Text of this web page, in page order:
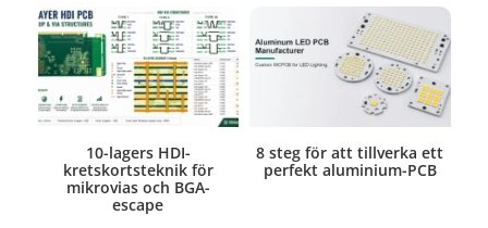
10-lagers HDI-
kretskortsteknik för
mikrovias och BGA-
escape
8 steg för att tillverka ett
perfekt aluminium-PCB